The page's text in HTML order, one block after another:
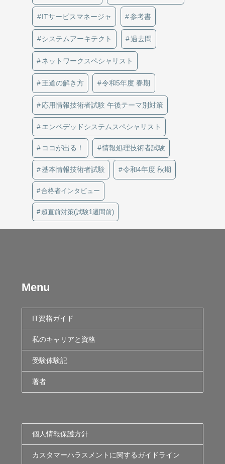
ITサービスマネージャ 参考書
システムアーキテクト 過去問
ネットワークスペシャリスト
王道の解き方 令和5年度 春期
応用情報技術者試験 午後テーマ別対策
エンベデッドシステムスペシャリスト
ココが出る！ 情報処理技術者試験
基本情報技術者試験 令和4年度 秋期
合格者インタビュー
超直前対策(試験1週間前)
Menu
IT資格ガイド
私のキャリアと資格
受験体験記
著者
個人情報保護方針
カスタマーハラスメントに関するガイドライン